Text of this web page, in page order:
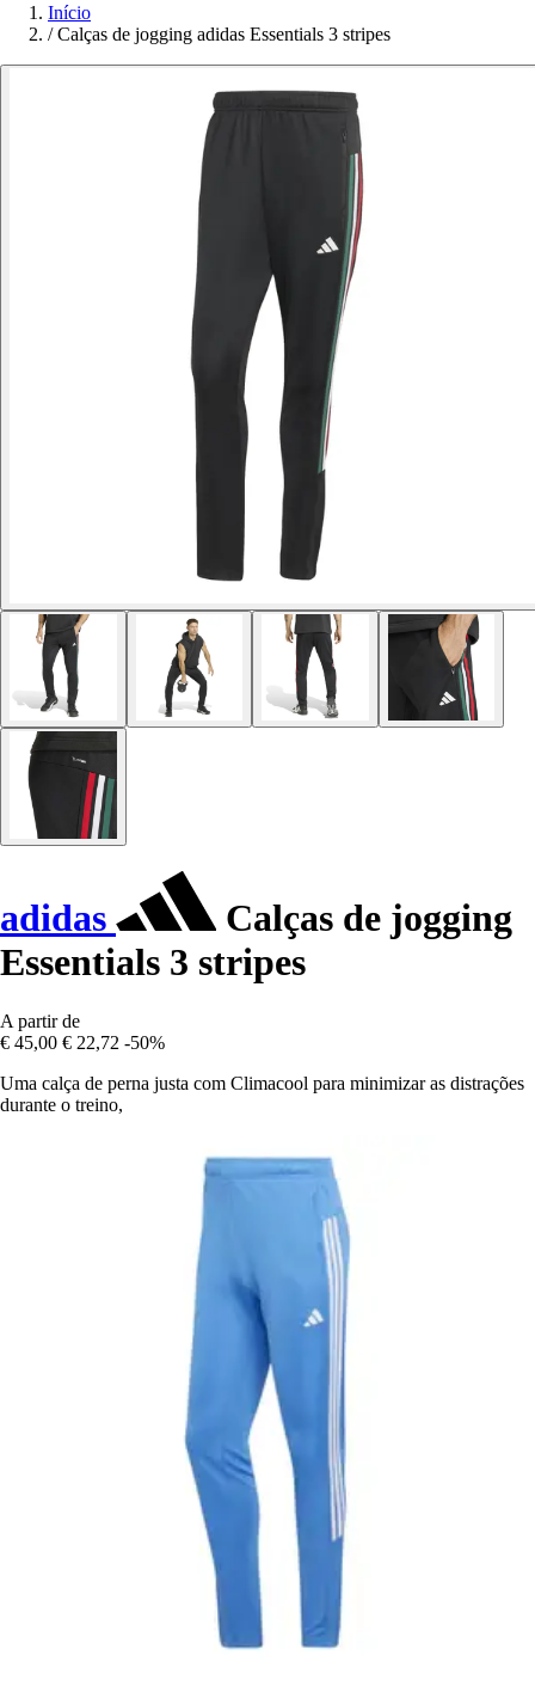
Início
/ Calças de jogging adidas Essentials 3 stripes
adidas
Calças de jogging
Essentials 3 stripes
A partir de
€ 45,00 € 22,72 -50%
Uma calça de perna justa com Climacool para minimizar as distrações
durante o treino,